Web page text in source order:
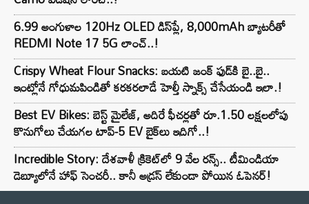
6.99 అంగుళాల 120Hz OLED డిస్‌ప్లే, 8,000mAh బ్యాటరీతో
REDMI Note 17 5G లాంచ్..!
Crispy Wheat Flour Snacks: బయటి జంక్ ఫుడ్‌కి బై..బై..
ఇంట్లోనే గోధుమపిండితో కరకరలాడే హెల్తీ స్నాక్స్ చేసేయండి ఇలా.!
Best EV Bikes: బెస్ట్ మైలేజ్, అదిరే ఫీచర్లతో రూ.1.50 లక్షలలోపు
కొనుగోలు చేయగల టాప్-5 EV బైక్‌లు ఇదిగో..!
Incredible Story: దేశవాళీ క్రికెట్‌లో 9 వేల రన్స్.. టీమిండియా
డెబ్యూలోనే హాఫ్ సెంచరీ.. కానీ అడ్రస్ లేకుండా పోయిన ఓపెనర్!